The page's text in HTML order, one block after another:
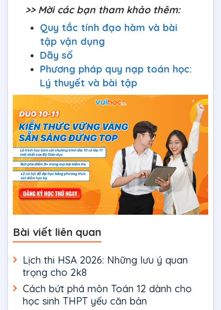
>> Mời các bạn tham khảo thêm:
Quy tắc tính đạo hàm và bài
tập vận dụng
Dãy số
Phương pháp quy nạp toán học:
Lý thuyết và bài tập
Bài viết liên quan
Lịch thi HSA 2026: Những lưu ý quan
trọng cho 2k8
Cách bứt phá môn Toán 12 dành cho
học sinh THPT yếu căn bản